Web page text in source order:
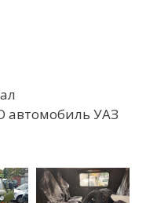
автомобиль УАЗ